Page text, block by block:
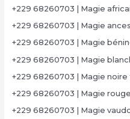
+229 68260703 | Magie
+229 68260703 | Magie
+229 68260703 | Magie
+229 68260703 | Magie
+229 68260703 | Magie
+229 68260703 | Magie rouge
+229 68260703 | Magie